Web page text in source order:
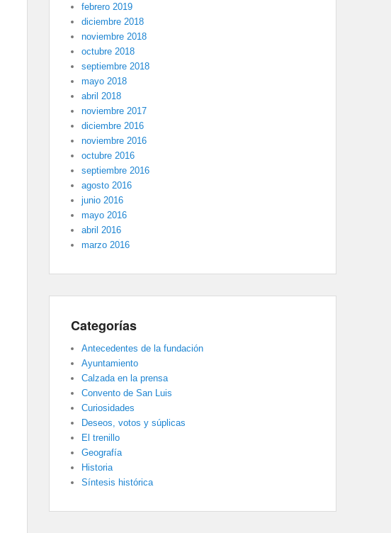
febrero 2019
diciembre 2018
noviembre 2018
octubre 2018
septiembre 2018
mayo 2018
abril 2018
noviembre 2017
diciembre 2016
noviembre 2016
octubre 2016
septiembre 2016
agosto 2016
junio 2016
mayo 2016
abril 2016
marzo 2016
Categorías
Antecedentes de la fundación
Ayuntamiento
Calzada en la prensa
Convento de San Luis
Curiosidades
Deseos, votos y súplicas
El trenillo
Geografía
Historia
Síntesis histórica